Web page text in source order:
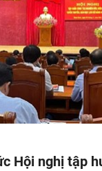
Hội nghị tập